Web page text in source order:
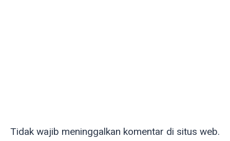
Tidak wajib meninggalkan komentar di situs web.